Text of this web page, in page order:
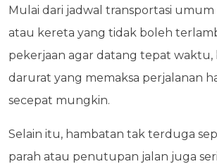
Mulai dari jadwal transportasi umum
atau kereta yang tidak boleh
pekerjaan agar datang tepat waktu,
darurat yang memaksa perjalanan
secepat mungkin.
Selain itu, hambatan tak terduga
parah atau penutupan jalan juga